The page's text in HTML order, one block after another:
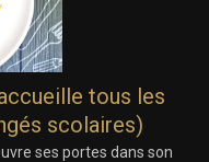
tous les
scolaires)
ses portes dans son